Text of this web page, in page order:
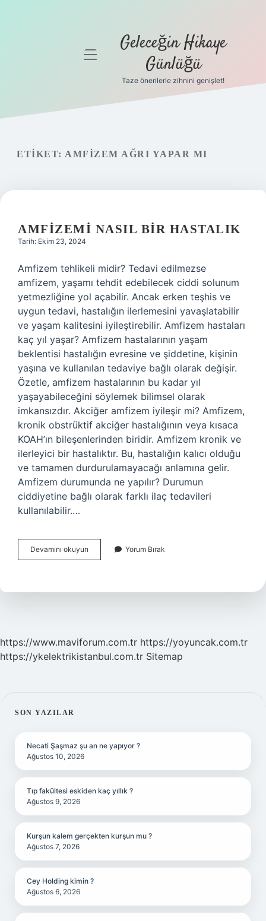
Gizlilik
Yasal Uyarı
Hakkımızda
menüyü Geleceğin Hikaye
Günlüğü
Taze önerilerle zihnini genişlet!
ETIKET: AMFIZEM AĞRI YAPAR MI
AMFIZEMI NASIL BIR HASTALIK
Tarih: Ekim 23, 2024
Amfizem tehlikeli midir? Tedavi edilmezse
amfizem, yaşamı tehdit edebilecek ciddi solunum
yetmezliğine yol açabilir. Ancak erken teşhis ve
uygun tedavi, hastalığın ilerlemesini yavaşlatabilir
ve yaşam kalitesini iyileştirebilir. Amfizem hastaları
kaç yıl yaşar? Amfizem hastalarının yaşam
beklentisi hastalığın evresine ve şiddetine, kişinin
yaşına ve kullanılan tedaviye bağlı olarak değişir.
Özetle, amfizem hastalarının bu kadar yıl
yaşayabileceğini söylemek bilimsel olarak
imkansızdır. Akciğer amfizem iyileşir mi? Amfizem,
kronik obstrüktif akciğer hastalığının veya kısaca
KOAH’ın bileşenlerinden biridir. Amfizem kronik ve
ilerleyici bir hastalıktır. Bu, hastalığın kalıcı olduğu
ve tamamen durdurulamayacağı anlamına gelir.
Amfizem durumunda ne yapılır? Durumun
ciddiyetine bağlı olarak farklı ilaç tedavileri
kullanılabilir.…
Devamını okuyun Amfizemi
Nasıl
Yorum Bırak
https://www.maviforum.com.tr https://yoyuncak.com.tr
https://ykelektrikistanbul.com.tr Sitemap
SIDEBAR
SON YAZILAR
Necati Şaşmaz şu an ne yapıyor ?
Ağustos 10, 2026
Tıp fakültesi eskiden kaç yıllık ?
Ağustos 9, 2026
Kurşun kalem gerçekten kurşun mu ?
Ağustos 7, 2026
Cey Holding kimin ?
Ağustos 6, 2026